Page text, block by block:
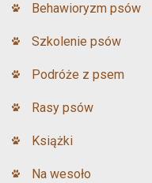
Behawioryzm psów
Szkolenie psów
Podróże z psem
Rasy psów
Książki
Na wesoło